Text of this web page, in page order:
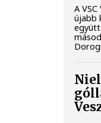
A
újabb